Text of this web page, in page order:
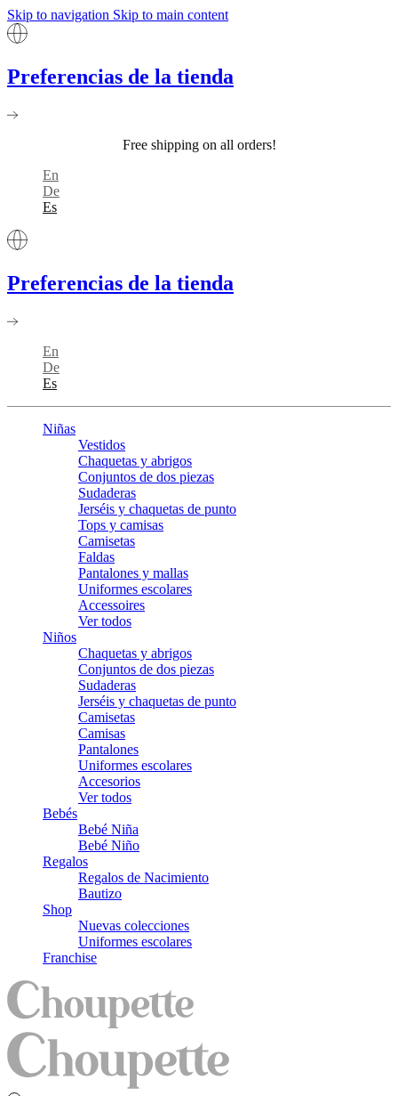
Skip to navigation Skip to main content
Preferencias de la tienda
Free shipping on all orders!
En
De
Es
Preferencias de la tienda
En
De
Es
Niñas
Vestidos
Chaquetas y abrigos
Conjuntos de dos piezas
Sudaderas
Jerséis y chaquetas de punto
Tops y camisas
Camisetas
Faldas
Pantalones y mallas
Uniformes escolares
Accessoires
Ver todos
Niños
Chaquetas y abrigos
Conjuntos de dos piezas
Sudaderas
Jerséis y chaquetas de punto
Camisetas
Camisas
Pantalones
Uniformes escolares
Accesorios
Ver todos
Bebés
Bebé Niña
Bebé Niño
Regalos
Regalos de Nacimiento
Bautizo
Shop
Nuevas colecciones
Uniformes escolares
Franchise